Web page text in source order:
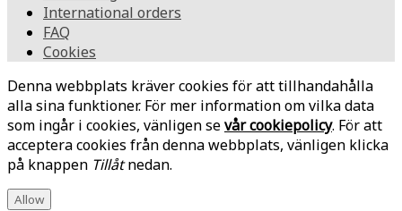
International orders
FAQ
Cookies
Denna webbplats kräver cookies för att tillhandahålla
alla sina funktioner. För mer information om vilka data
som ingår i cookies, vänligen sevår cookiepolicy. För att
acceptera cookies från denna webbplats, vänligen klicka
på knappen Tillåtnedan.
Allow